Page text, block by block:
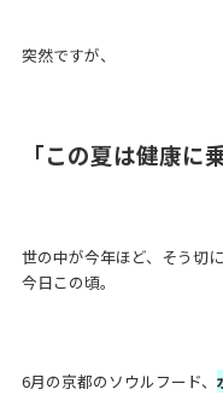
突然ですが、
「この夏は健康に
世の中が今年ほど、そう切
今日この頃。
6月の京都のソウルフード、